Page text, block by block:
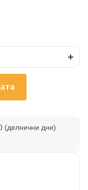
+
(делнични дни)